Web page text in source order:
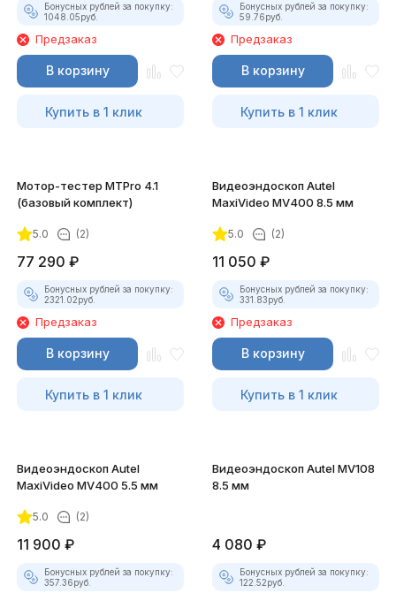
Бонусных рублей за покупку:
1048.05руб.
Предзаказ
В корзину
Купить в 1 клик
Бонусных рублей за покупку:
59.76руб.
Предзаказ
В корзину
Купить в 1 клик
Мотор-тестер MTPro 4.1
(базовый комплект)
5.0 (2)
77 290 ₽
Бонусных рублей за покупку:
2321.02руб.
Предзаказ
В корзину
Купить в 1 клик
Видеоэндоскоп Autel
MaxiVideo MV400 8.5 мм
5.0 (2)
11 050 ₽
Бонусных рублей за покупку:
331.83руб.
Предзаказ
В корзину
Купить в 1 клик
Видеоэндоскоп Autel
MaxiVideo MV400 5.5 мм
5.0 (2)
11 900 ₽
Бонусных рублей за покупку:
357.36руб.
Видеоэндоскоп Autel MV108
8.5 мм
4 080 ₽
Бонусных рублей за покупку:
122.52руб.